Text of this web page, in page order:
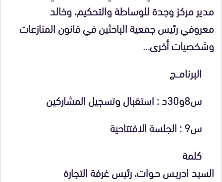
مدير مركز وجدة للوساطة والتحكيم، وخالد
معروفي رئيس جمعية الباحثين في قانون المنازعات
وشخصيات أخرى…
البرنامـــج
س8و30د
: استقبال وتسجيل المشاركين
س9 :
الجلسة الافتتاحية
كلمة
السيدادريـس حـوات، رئيس غرفة التجارة